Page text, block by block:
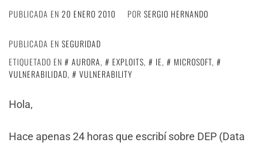
PUBLICADA EN 20 ENERO 2010 POR SERGIO HERNANDO
PUBLICADA EN SEGURIDAD
ETIQUETADO EN
AURORA, EXPLOITS, IE, MICROSOFT,
VULNERABILIDAD, VULNERABILITY
Hola,
Hace apenas 24 horas que escribí sobre DEP (Data